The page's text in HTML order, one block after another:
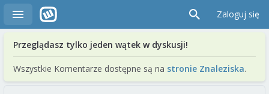
Zaloguj się
Przeglądasz tylko jeden wątek w dyskusji!
Wszystkie Komentarze dostępne są na stronie Znaleziska.